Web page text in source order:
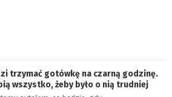
trzymać gotówkę na czarną godzinę.
wszystko, żeby było o nią trudniej